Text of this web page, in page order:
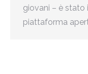
giovani – è
piattaforma